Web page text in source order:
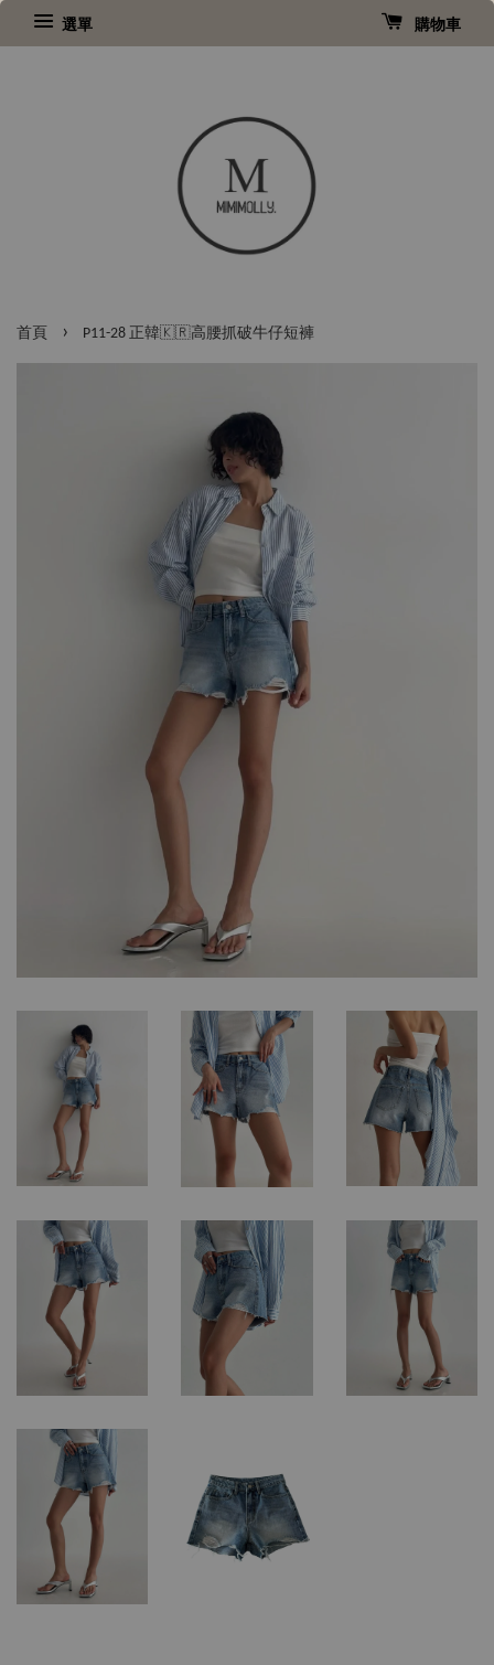
選單 購物車
首頁 › P11-28 正韓🇰🇷高腰抓破牛仔短褲